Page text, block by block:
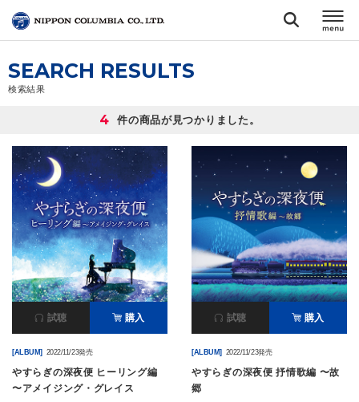
閉じる
TOP
アーティスト
ジャンル
ランキング
オーディション
直営ショップ
会社情報
SEARCH RESULTS
検索結果
4 件の商品が見つかりました。
試聴 購入
[ALBUM] 2022/11/23発売
やすらぎの深夜便 ヒーリング編
〜アメイジング・グレイス
試聴 購入
[ALBUM] 2022/11/23発売
やすらぎの深夜便 抒情歌編 〜故
郷